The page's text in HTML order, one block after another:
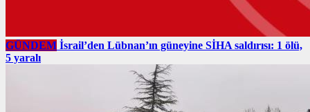
GÜNDEM İsrail’den Lübnan’ın güneyine SİHA saldırısı: 1 ölü,
5 yaralı